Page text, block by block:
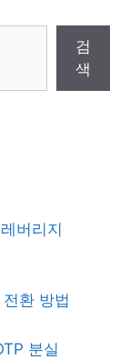
검
색
버리지
환 방법
분실